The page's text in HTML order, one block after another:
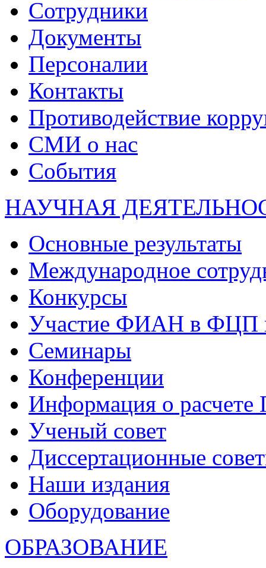
Сотрудники
Документы
Персоналии
Контакты
Противодействие
СМИ о нас
События
НАУЧНАЯ
Основные результаты
Международное
Конкурсы
Участие ФИАН в ФЦП
Семинары
Конференции
Информация о
Ученый совет
Диссертационные
Наши издания
Оборудование
ОБРАЗОВАНИЕ